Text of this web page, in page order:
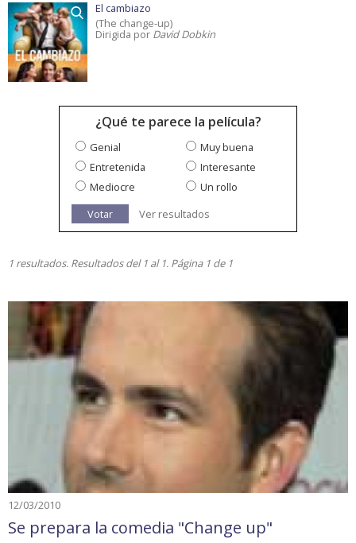
El cambiazo
(The change-up)
Dirigida por David Dobkin
¿Qué te parece la película?
Genial
Muy buena
Entretenida
Interesante
Mediocre
Un rollo
Votar
Ver resultados
1 resultados. Resultados del 1 al 1. Página 1 de 1
12/03/2010
Se prepara la comedia "Change up"